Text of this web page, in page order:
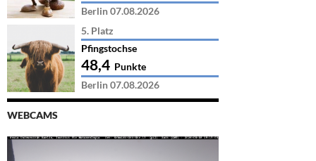
Berlin 07.08.2026
5. Platz
Pfingstochse
48,4 Punkte
Berlin 07.08.2026
WEBCAMS